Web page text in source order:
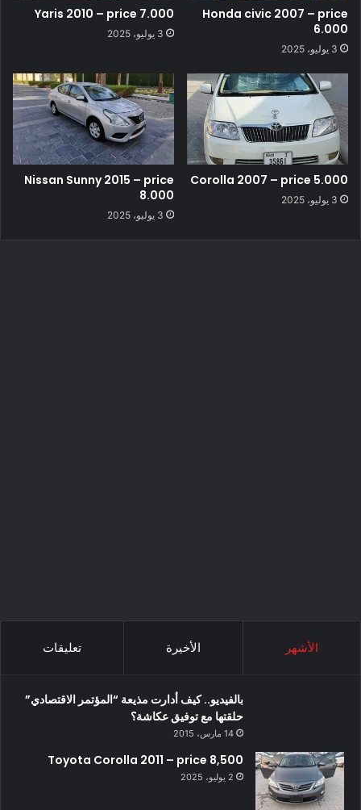
Honda civic 2007 – price
6.000
3 يوليو، 2025
Yaris 2010 – price 7.000
3 يوليو، 2025
Corolla 2007 – price 5.000
3 يوليو، 2025
Nissan Sunny 2015 – price
8.000
3 يوليو، 2025
الأشهر الأخيرة تعليقات
بالفيديو.. كيف أدارت مذيعة “المؤتمر الاقتصادي”
حلقتها مع توفيق عكاشة؟
14 مارس، 2015
Toyota Corolla 2011 – price 8,500
2 يوليو، 2025